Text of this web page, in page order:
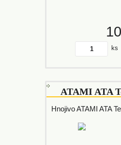
ks
ATAMI ATA
Hnojivo ATAMI ATA